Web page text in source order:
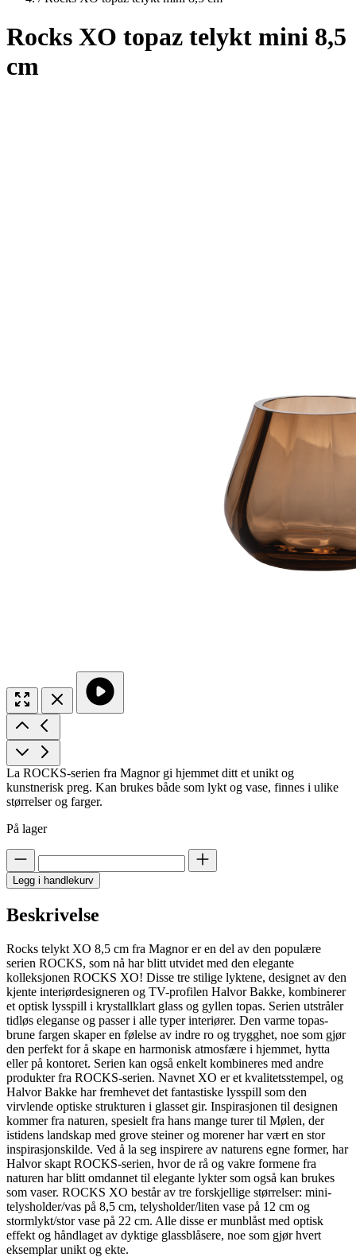
Rocks XO topaz telykt mini 8,5
cm
La ROCKS-serien fra Magnor gi hjemmet ditt et unikt og
kunstnerisk preg. Kan brukes både som lykt og vase, finnes i ulike
størrelser og farger.
På lager
Legg i handlekurv
Beskrivelse
Rocks telykt XO 8,5 cm fra Magnor er en del av den populære
serien ROCKS, som nå har blitt utvidet med den elegante
kolleksjonen ROCKS XO! Disse tre stilige lyktene, designet av den
kjente interiørdesigneren og TV-profilen Halvor Bakke, kombinerer
et optisk lysspill i krystallklart glass og gyllen topas. Serien utstråler
tidløs eleganse og passer i alle typer interiører. Den varme topas-
brune fargen skaper en følelse av indre ro og trygghet, noe som gjør
den perfekt for å skape en harmonisk atmosfære i hjemmet, hytta
eller på kontoret. Serien kan også enkelt kombineres med andre
produkter fra ROCKS-serien. Navnet XO er et kvalitetsstempel, og
Halvor Bakke har fremhevet det fantastiske lysspill som den
virvlende optiske strukturen i glasset gir. Inspirasjonen til designen
kommer fra naturen, spesielt fra hans mange turer til Mølen, der
istidens landskap med grove steiner og morener har vært en stor
inspirasjonskilde. Ved å la seg inspirere av naturens egne former, har
Halvor skapt ROCKS-serien, hvor de rå og vakre formene fra
naturen har blitt omdannet til elegante lykter som også kan brukes
som vaser. ROCKS XO består av tre forskjellige størrelser: mini-
telysholder/vas på 8,5 cm, telysholder/liten vase på 12 cm og
stormlykt/stor vase på 22 cm. Alle disse er munblåst med optisk
effekt og håndlaget av dyktige glassblåsere, noe som gjør hvert
eksemplar unikt og ekte.